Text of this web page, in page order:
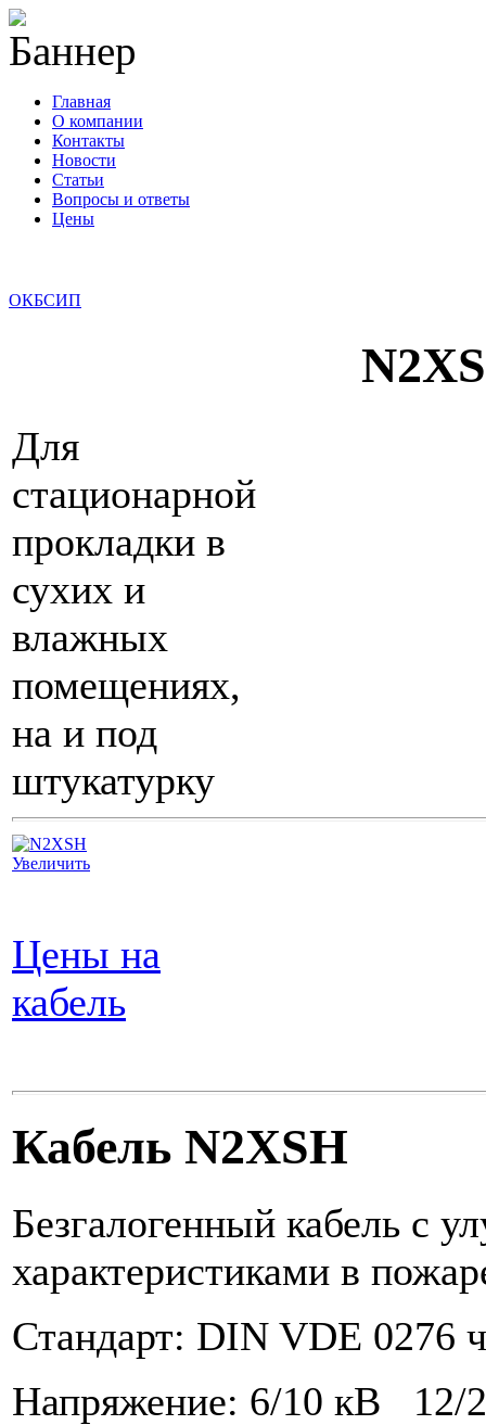
Главная
О компании
Контакты
Новости
Статьи
Вопросы и ответы
Цены
ОКБСИП
Для
стационарной
прокладки в
сухих и
влажных
помещениях,
на и под
штукатурку
Увеличить
Цены на
кабель
Кабель N2XSH
Безгалогенный кабель с
характеристиками в
Стандарт: DIN VDE 0276
Напряжение: 6/10 кВ